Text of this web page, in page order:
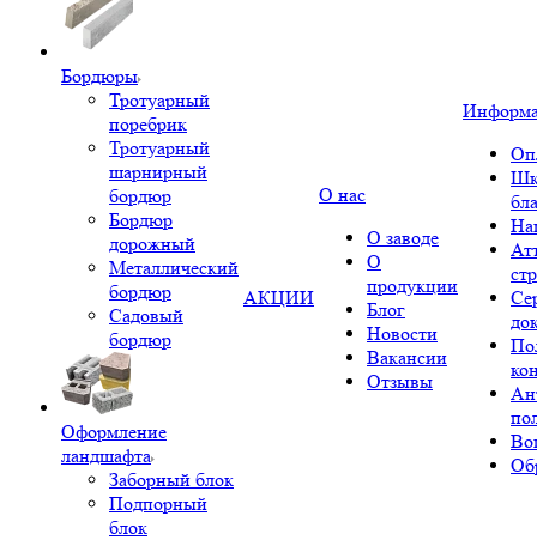
Бордюры
Тротуарный
поребрик
Тротуарный
шарнирный
бордюр
Бордюр
дорожный
Металлический
бордюр
Садовый
бордюр
Оформление
ландшафта
Заборный блок
Подпорный
блок
АКЦИИ
О нас
О заводе
О
продукции
Блог
Новости
Вакансии
Отзывы